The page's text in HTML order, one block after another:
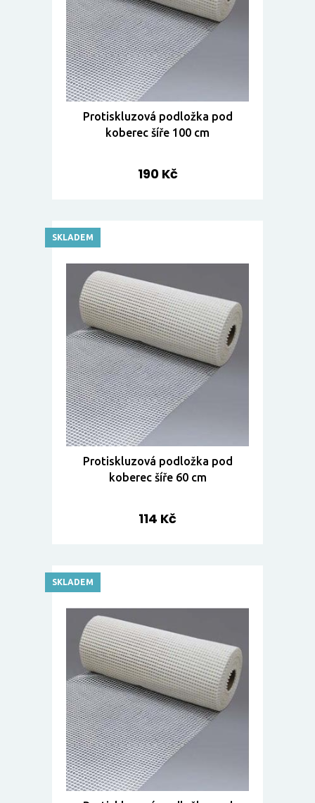
Protiskluzová podložka pod
koberec šíře 100 cm
190 Kč
Protiskluzová podložka pod
koberec šíře 60 cm
114 Kč
SKLADEM
SKLADEM